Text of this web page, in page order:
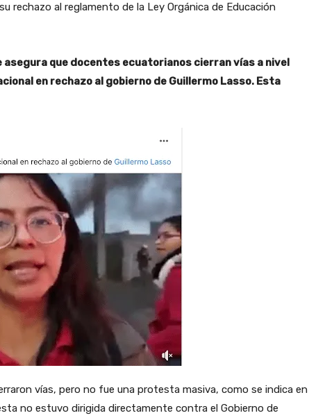
rechazo al reglamento de la Ley Orgánica de Educación
asegura que docentes ecuatorianos cierran vías a nivel
en rechazo al gobierno de Guillermo Lasso. Esta
vías, pero no fue una protesta masiva, como se indica en
no estuvo dirigida directamente contra el Gobierno de